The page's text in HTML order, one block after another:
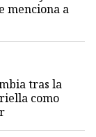
menciona a
tras la
como